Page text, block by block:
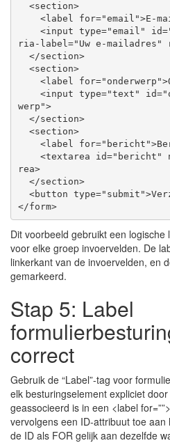
<section>
<label for="email">E-
<input type="email" id=
ria-label ="Uw e-mailadres"
</section>
<section>
<label for="onderwerp">
<input type="text" id=
werp">
</section>
<section>
<label for="bericht">
<textarea id="bericht"
rea>
</section>
<button type="submit">
</form>
Dit voorbeeld gebruikt een
voor elke groep invoervelden. De
linkerkant van de invoervelden, en
gemarkeerd.
Stap 5: Label
correct
Gebruik de “Label”-tag voor
elk besturingselement expliciet
geassocieerd is in een <label
vervolgens een ID-attribuut toe
de ID als FOR gelijk aan dezelfde